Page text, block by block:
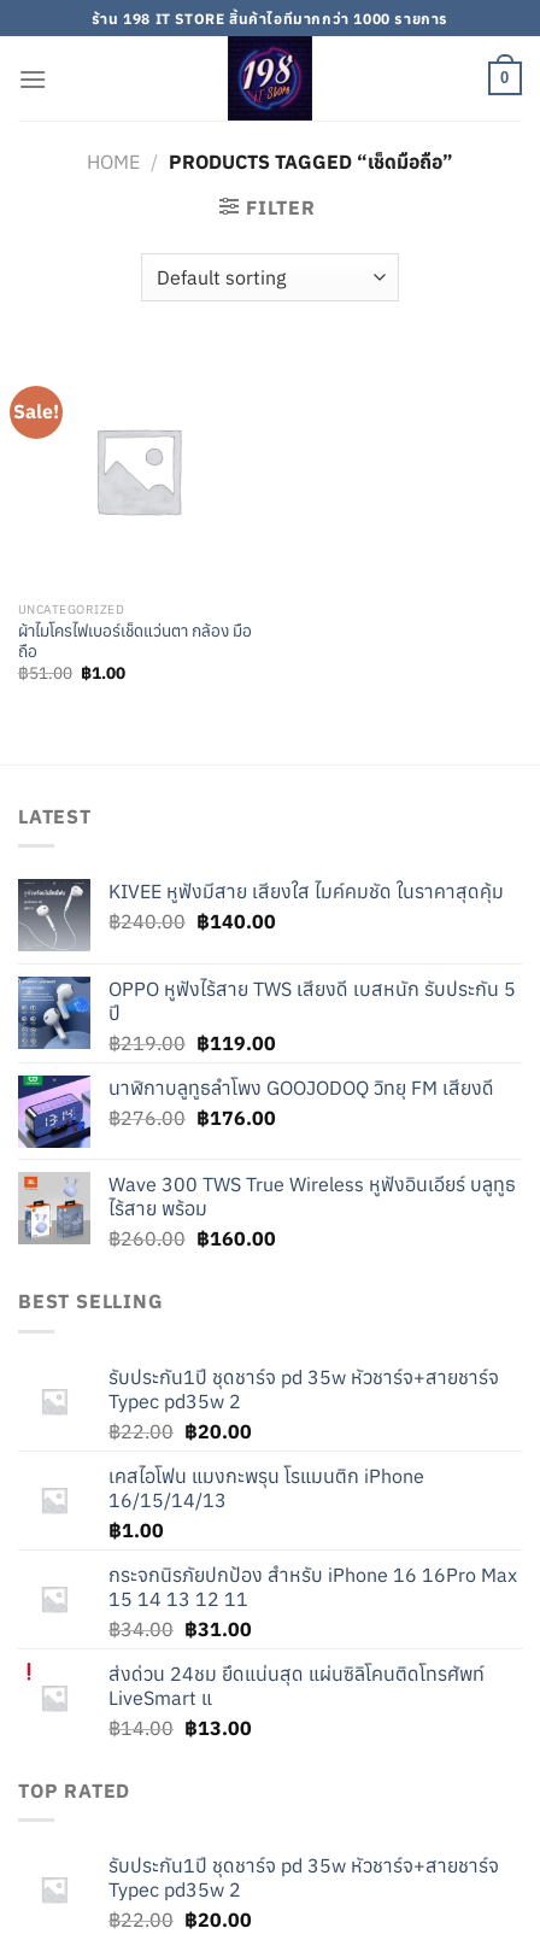
to
content
ร้าน 198 IT STORE สิ้นค้าไอทีมากกว่า 1000 รายการ
0
HOME / PRODUCTS TAGGED “เช็ดมือถือ”
FILTER
Sale!
UNCATEGORIZED
ผ้าไมโครไฟเบอร์เช็ดแว่นตา กล้อง มือ
ถือ
฿51.00 Original
price
฿1.00Current
LATEST
KIVEE หูฟังมีสาย เสียงใส ไมค์คมชัด ในราคาสุดคุ้ม
฿240.00 Original
฿240.00.
฿140.00Current
฿140.00.
OPPO หูฟังไร้สาย TWS เสียงดี เบสหนัก รับประกัน 5
ปี
฿219.00 Original
was:
฿219.00.
฿119.00Current
is:
฿119.00.
นาฬิกาบลูทูธลำโพง GOOJODOQ วิทยุ FM เสียงดี
฿276.00 Original
฿276.00.
฿176.00Current
฿176.00.
Wave 300 TWS True Wireless หูฟังอินเอียร์ บลูทูธ
ไร้สาย พร้อม
฿260.00 Original
฿160.00Current
BEST SELLING
รับประกัน1ปี ชุดชาร์จ pd 35w หัวชาร์จ+สายชาร์จ
Typec pd35w 2
฿22.00 Original
was:
฿22.00.
฿20.00Current
is:
เคสไอโฟน แมงกะพรุน โรแมนติก iPhone
16/15/14/13
฿1.00
กระจกนิรภัยปกป้อง สำหรับ iPhone 16 16Pro Max
15 14 13 12 11
฿34.00 Original
was:
฿34.00.
฿31.00Current
is:
ส่งด่วน 24ชม ยึดแน่นสุด แผ่นซิลิโคนติดโทรศัพท์
LiveSmart แ
฿14.00 Original
฿13.00Current
TOP RATED
รับประกัน1ปี ชุดชาร์จ pd 35w หัวชาร์จ+สายชาร์จ
Typec pd35w 2
฿22.00 Original
฿20.00Current